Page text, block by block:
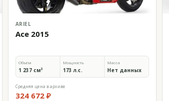
ARIEL
Ace 2015
Объём
1 237 см³
Мощность
173 л.с.
Масса
Нет данных
Средняя цена в архиве
324 672 ₽